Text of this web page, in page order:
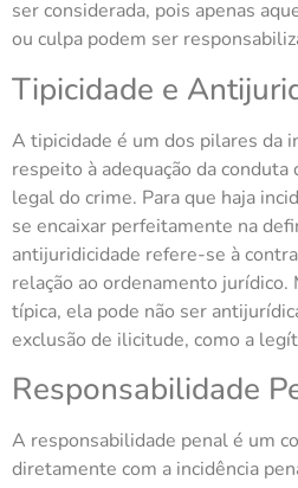
ser considerada, pois apenas
ou culpa podem ser
Tipicidade e
A tipicidade é um dos pilares da
respeito à adequação da conduta
legal do crime. Para que haja
se encaixar perfeitamente na
antijuridicidade refere-se à
relação ao ordenamento jurídico.
típica, ela pode não ser
exclusão de ilicitude, como a
Responsabilidade
A responsabilidade penal é um
diretamente com a incidência